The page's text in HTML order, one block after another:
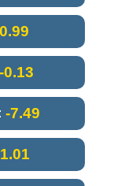
0.99
-0.13
-7.49
1.01